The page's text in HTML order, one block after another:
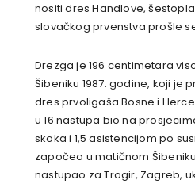
nositi dres Handlove,
slovačkog prvenstva prošle
Drezga je 196 centimetara
Šibeniku 1987. godine, koji je
dres prvoligaša Bosne i
u 16 nastupa bio na
skoka i 1,5 asistencijom po
započeo u matičnom
nastupao za Trogir, Zagreb,